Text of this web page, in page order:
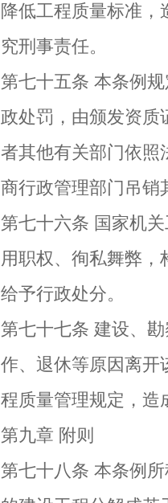
降低工程质量标准
究刑事责任。
第七十五条 本条例
政处罚，由颁发资质
者其他有关部门依照
商行政管理部门吊销
第七十六条 国家机
用职权、徇私舞弊
给予行政处分。
第七十七条 建设、
作、退休等原因离开
程质量管理规定，造
第九章 附则
第七十八条 本条例